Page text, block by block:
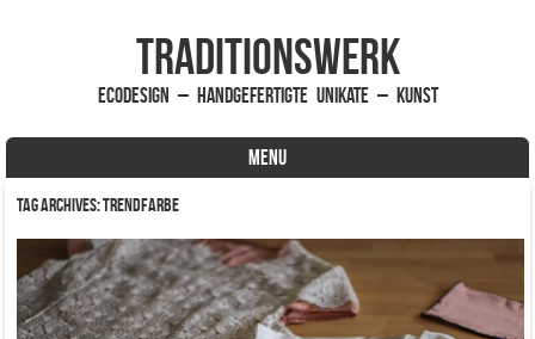
traditionsWerk
EcoDesign – handgefertigte Unikate – Kunst
MENU
Skip to content
Tag Archives:Trendfarbe